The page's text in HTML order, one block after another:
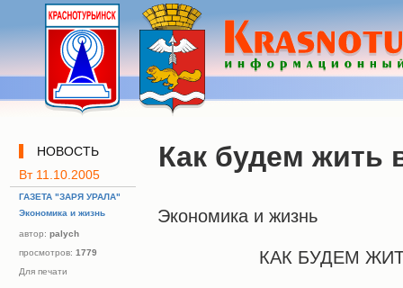
НОВОСТЬ
Вт 11.10.2005
ГАЗЕТА "ЗАРЯ УРАЛА"
Экономика и жизнь
автор: palych
просмотров: 1779
Для печати
Как будем жить
Экономика и жизнь
КАК БУДЕМ